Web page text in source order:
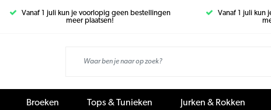
Vanaf 1 juli kun je voorlopig geen bestellingen
meer plaatsen!
Vanaf 1 juli kun
Broeken Tops & Tunieken Jurken & Rokken